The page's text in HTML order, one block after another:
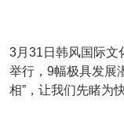
3月31日韩风国际文
举行，9幅极具发展
相”，让我们先睹为快